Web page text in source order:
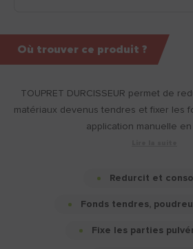
TOUPRET DURCISSEUR permet de
matériaux devenus tendres et fixer les
application manuelle en
Redurcit et
Fonds tendres,
Fixe les parties
Où trouver ce produit ?